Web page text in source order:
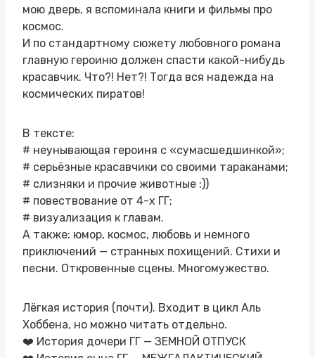
мою дверь, я вспоминала книги и фильмы про
космос.
И по стандартному сюжету любовного романа
главную героиню должен спасти какой-нибудь
красавчик. Что?! Нет?! Тогда вся надежда на
космических пиратов!
В тексте:
# неунывающая героиня с «сумасшедшинкой»;
# серьёзные красавчики со своими тараканами;
# слизняки и прочие животные :))
# повествование от 4-х ГГ;
# визуализация к главам.
А также: юмор, космос, любовь и немного
приключений — странных похищений. Стихи и
песни. Откровенные сцены. Многомужество.
Лёгкая история (почти). Входит в цикл Аль
Хоббена, но можно читать отдельно.
❤️‍ История дочери ГГ — ЗЕМНОЙ ОТПУСК